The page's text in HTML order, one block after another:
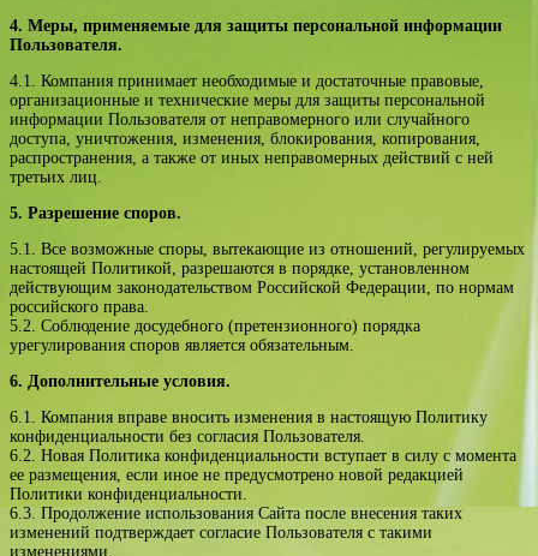
4. ​Меры, применяемые для защиты персональной информации
Пользователя.
4.1. Компания принимает необходимые и достаточные правовые,
организационные и технические меры для защиты персональной
информации Пользователя от неправомерного или случайного
доступа, уничтожения, изменения, блокирования, копирования,
распространения, а также от иных неправомерных действий с ней
третьих лиц.
5. Разрешение споров.
5.1. Все возможные споры, вытекающие из отношений, регулируемых
настоящей Политикой, разрешаются в порядке, установленном
действующим законодательством Российской Федерации, по нормам
российского права.
5.2. Соблюдение досудебного (претензионного) порядка
урегулирования споров является обязательным.
6. Дополнительные условия​.
6.1. Компания вправе вносить изменения в настоящую Политику
конфиденциальности без согласия Пользователя.
6.2. Новая Политика конфиденциальности вступает в силу с момента
ее размещения, если иное не предусмотрено новой редакцией
Политики конфиденциальности.
6.3. Продолжение использования Сайта после внесения таких
изменений подтверждает согласие Пользователя с такими
изменениями.